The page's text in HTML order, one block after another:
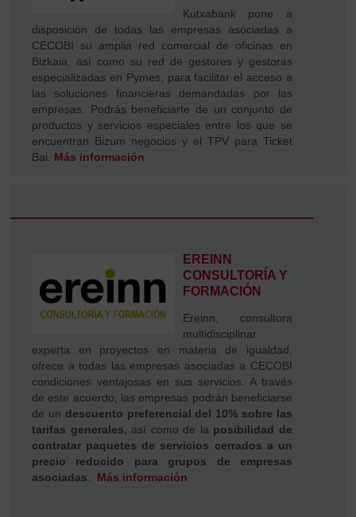
Kutxabank pone a
disposición de todas las empresas asociadas a
CECOBI su amplia red comercial de oficinas en
Bizkaia, así como su red de gestores y gestoras
especializadas en Pymes, para facilitar el acceso a
las soluciones financieras demandadas por las
empresas. Podrás beneficiarte de un conjunto de
productos y servicios especiales entre los que se
encuentran Bizum negocios y el TPV para Ticket
Bai.
Más información
EREINN
CONSULTORÍA Y
FORMACIÓN
Ereinn, consultora
multidisciplinar
experta en proyectos en materia de igualdad,
ofrece a todas las empresas asociadas a CECOBI
condiciones ventajosas en sus servicios. A través
de este acuerdo, las empresas podrán beneficiarse
de un descuento preferencial del 10% sobre las
tarifas generales, así como de la posibilidad de
contratar paquetes de servicios cerrados a un
precio reducido para grupos de empresas
asociadas. Más información